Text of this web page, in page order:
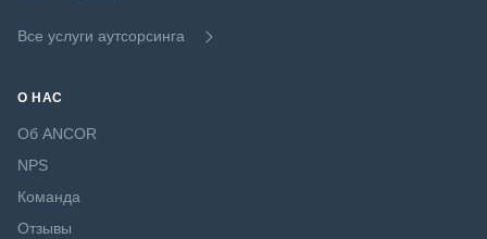
Все услуги аутсорсинга
О НАС
Об ANCOR
NPS
Команда
Отзывы